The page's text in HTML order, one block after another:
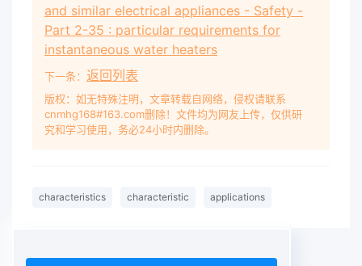
and similar electrical appliances - Safety -
Part 2-35 : particular requirements for
instantaneous water heaters
下一条： 返回列表
版权：如无特殊注明，文章转载自网络，侵权请联系
cnmhg168#163.com删除！文件均为网友上传，仅供研
究和学习使用，务必24小时内删除。
characteristics characteristic applications